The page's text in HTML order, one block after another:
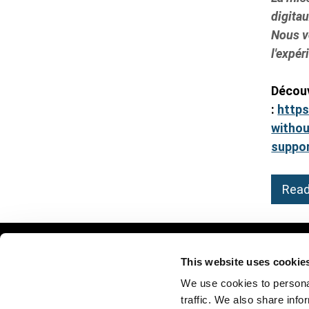
This website uses
We use cookies to
traffic. We also share
Nous
body
:
Données personnelles